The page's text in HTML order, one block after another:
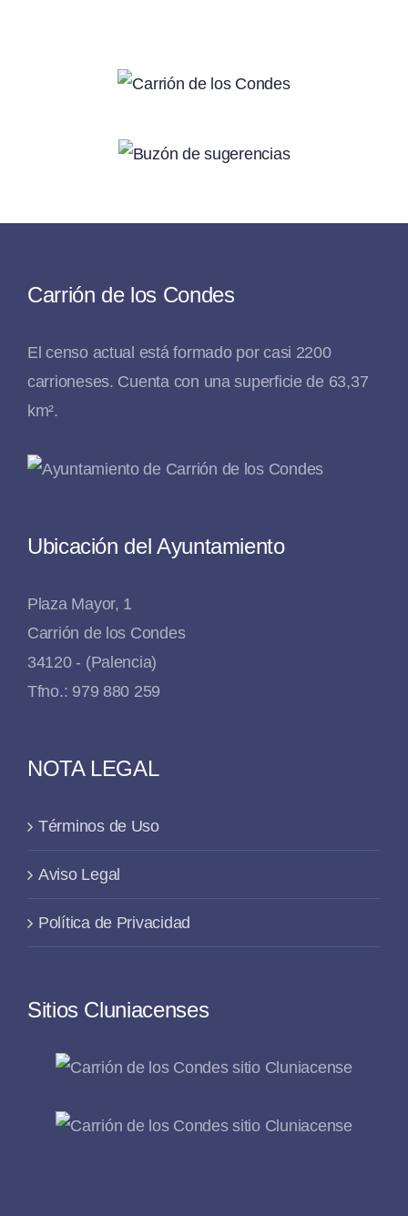
Carrión de los Condes
El censo actual está formado por casi 2200
carrioneses. Cuenta con una superficie de 63,37
km².
Ubicación del Ayuntamiento
Plaza Mayor, 1
Carrión de los Condes
34120 - (Palencia)
Tfno.: 979 880 259
NOTA LEGAL
Términos de Uso
Aviso Legal
Política de Privacidad
Sitios Cluniacenses